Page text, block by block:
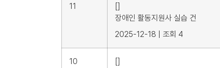
11
[]
장애인 활동지원사 실습 건
2025-12-18
조회 4
10
[]